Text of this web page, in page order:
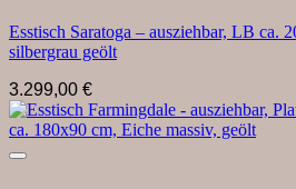
Esstisch Saratoga – ausziehbar, LB ca.
silbergrau geölt
3.299,00 €